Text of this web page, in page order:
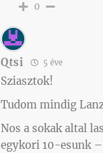
0
Qtsi 5 éve
Sziasztok!
Tudom mindig
Nos a sokak altal
egykori 10-esunk